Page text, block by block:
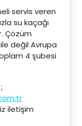
servis veren
su kaçağı
Çözüm
değil Avrupa
4 şubesi
iletişim